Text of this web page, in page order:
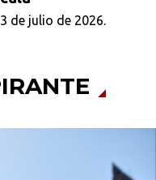
de julio de 2026.